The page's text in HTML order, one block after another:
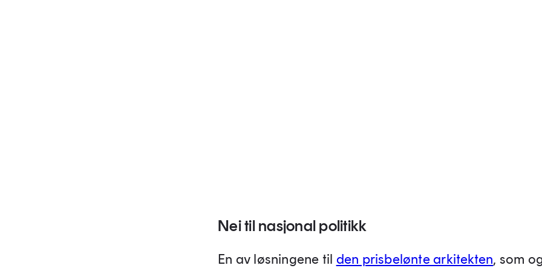
Nei til nasjonal politikk
En av løsningene til den prisbelønte arkitekten, som